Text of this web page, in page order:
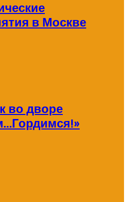
в Москве
во дворе